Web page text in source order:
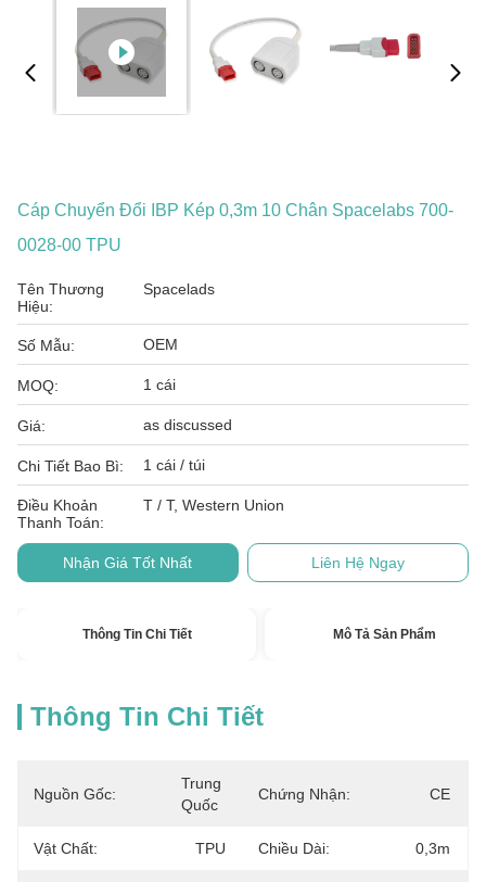
Cáp Chuyển Đổi IBP Kép 0,3m 10 Chân Spacelabs 700-
0028-00 TPU
Tên Thương
Hiệu:
Spacelads
Số Mẫu: OEM
MOQ: 1 cái
Giá: as discussed
Chi Tiết Bao Bì: 1 cái / túi
Điều Khoản
Thanh Toán:
T / T, Western Union
Nhận Giá Tốt Nhất Liên Hệ Ngay
Thông Tin Chi Tiết Mô Tả Sản Phẩm
Thông Tin Chi Tiết
Nguồn Gốc:
Trung
Quốc
Chứng Nhận: CE
Vật Chất: TPU Chiều Dài: 0,3m